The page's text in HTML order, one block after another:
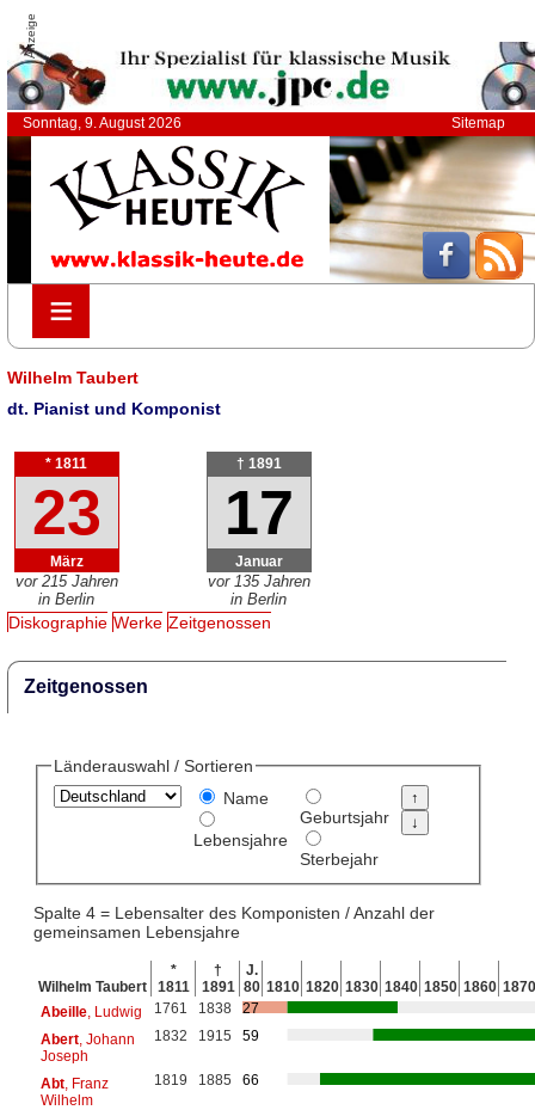
Anzeige
Sonntag, 9. August 2026 Sitemap
≡
≡
Wilhelm Taubert
dt. Pianist und Komponist
* 1811
23
März
vor 215 Jahren
in Berlin
† 1891
17
Januar
vor 135 Jahren
in Berlin
Diskographie Werke Zeitgenossen
Zeitgenossen
Länderauswahl / Sortieren
Name
Lebensjahre
Geburtsjahr
Sterbejahr
Spalte 4 = Lebensalter des Komponisten / Anzahl der
gemeinsamen Lebensjahre
Wilhelm Taubert
*
1811
†
1891
J.
80 1810 1820 1830 1840 1850 1860 1870
Abeille, Ludwig 1761 1838
27
Abert, Johann
Joseph
1832 1915 59
Abt, Franz
Wilhelm
1819 1885 66